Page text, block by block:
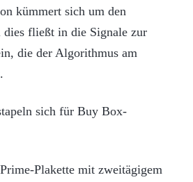
kümmert sich um den
fließt in die Signale zur
die der Algorithmus am
sich für Buy Box-
Plakette mit zweitägigem